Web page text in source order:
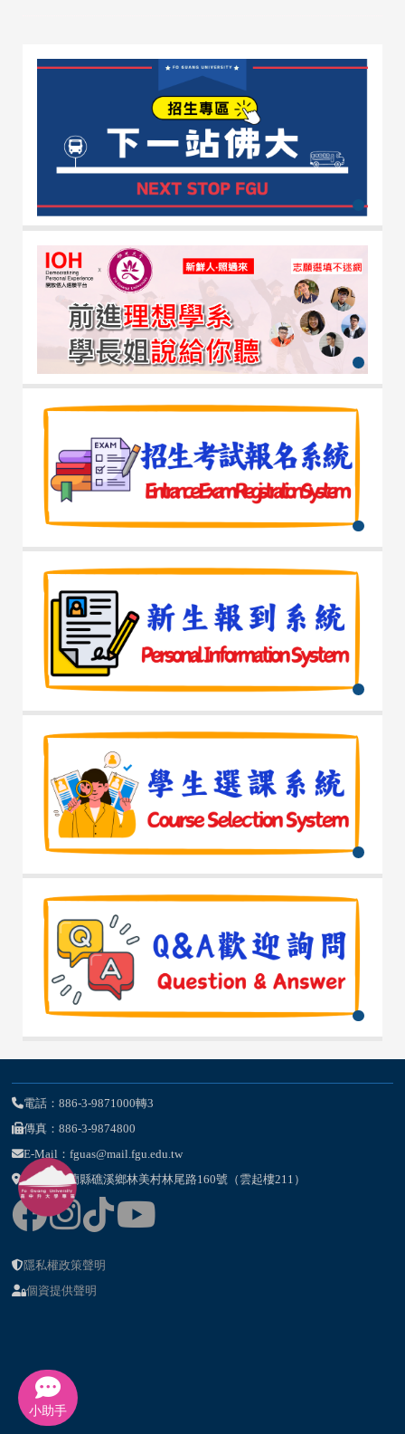
電話：886-3-9871000轉3
傳真：886-3-9874800
E-Mail：fguas@mail.fgu.edu.tw
262-47宜蘭縣礁溪鄉林美村林尾路160號（雲起樓211）
隱私權政策聲明
個資提供聲明
小助手